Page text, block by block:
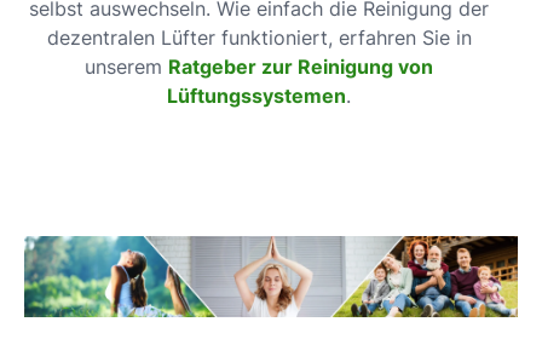
selbst auswechseln. Wie einfach die Reinigung der
dezentralen Lüfter funktioniert, erfahren Sie in
unserem Ratgeber zur Reinigung von
Lüftungssystemen.